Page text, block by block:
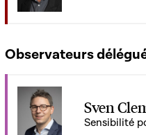
Observateurs
Sven
Sensibilité